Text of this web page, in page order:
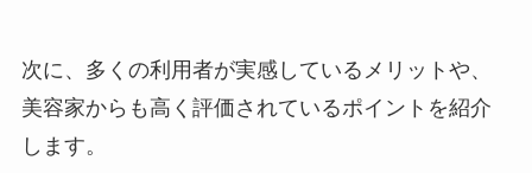
次に、多くの利用者が実感しているメリットや、
美容家からも高く評価されているポイントを紹介
します。